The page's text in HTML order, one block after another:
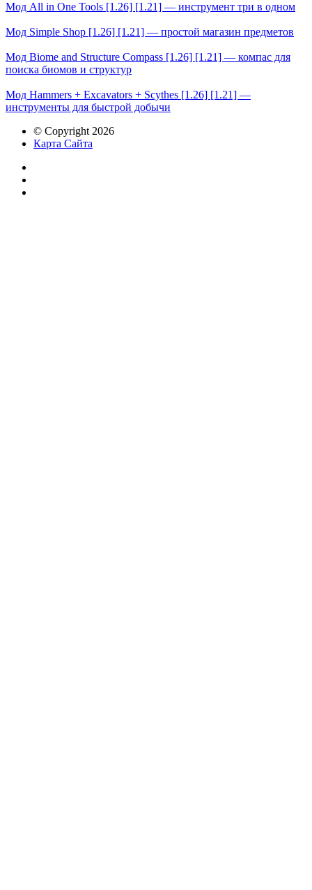
Мод All in One Tools [1.26] [1.21] — инструмент три в одном
Мод Simple Shop [1.26] [1.21] — простой магазин предметов
Мод Biome and Structure Compass [1.26] [1.21] — компас для
поиска биомов и структур
Мод Hammers + Excavators + Scythes [1.26] [1.21] —
инструменты для быстрой добычи
© Copyright 2026
Карта Сайта